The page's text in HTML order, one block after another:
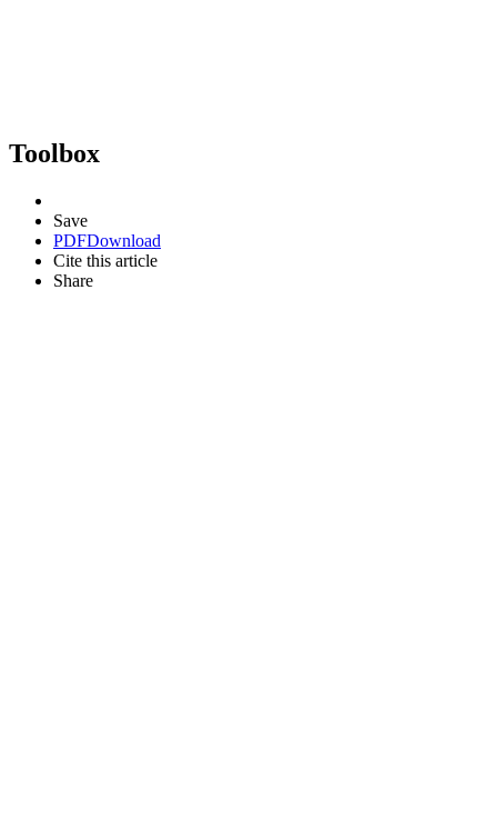
Toolbox
Save
PDFDownload
Cite this article
Share